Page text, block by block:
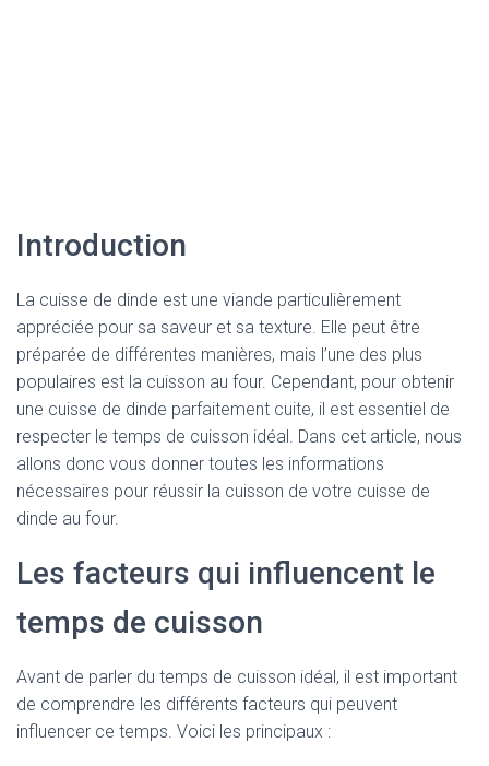
Introduction
La cuisse de dinde est une viande particulièrement
appréciée pour sa saveur et sa texture. Elle peut être
préparée de différentes manières, mais l’une des plus
populaires est la cuisson au four. Cependant, pour obtenir
une cuisse de dinde parfaitement cuite, il est essentiel de
respecter le temps de cuisson idéal. Dans cet article, nous
allons donc vous donner toutes les informations
nécessaires pour réussir la cuisson de votre cuisse de
dinde au four.
Les facteurs qui influencent le
temps de cuisson
Avant de parler du temps de cuisson idéal, il est important
de comprendre les différents facteurs qui peuvent
influencer ce temps. Voici les principaux :